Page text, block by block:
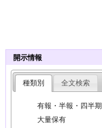
開示情報
種類別 全文検索
有報・半報・四半期
大量保有